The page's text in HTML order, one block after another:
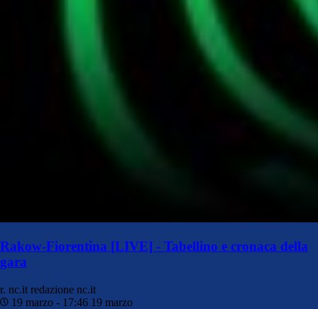
Rakow-Fiorentina [LIVE] - Tabellino e cronaca della
gara
r. nc.it redazione nc.it
19 marzo - 17:46 19 marzo